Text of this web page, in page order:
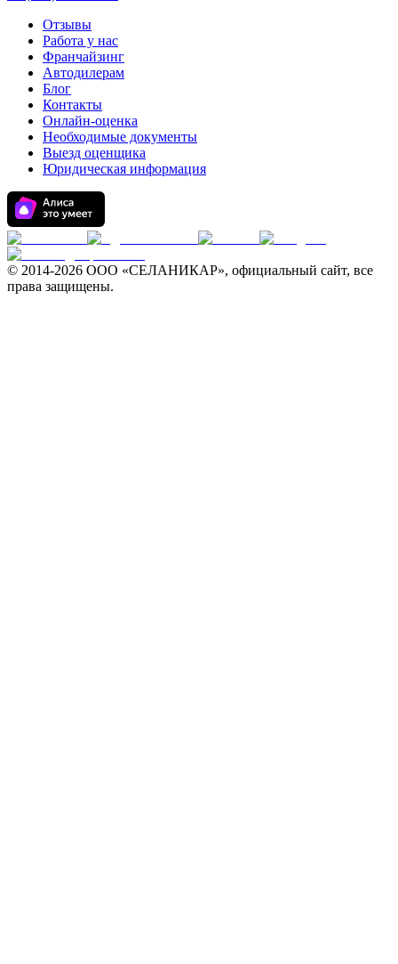
Отзывы
Работа у нас
Франчайзинг
Автодилерам
Блог
Контакты
Онлайн-оценка
Необходимые документы
Выезд оценщика
Юридическая информация
© 2014-2026 ООО «СЕЛАНИКАР», официальный сайт, все
права защищены.